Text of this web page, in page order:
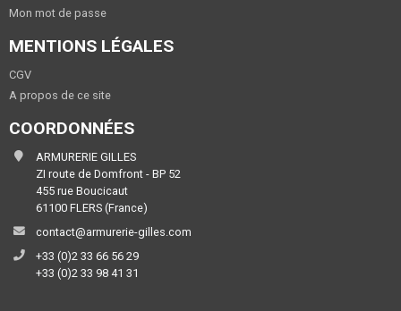
Mon mot de passe
MENTIONS LÉGALES
CGV
A propos de ce site
COORDONNÉES
ARMURERIE GILLES
ZI route de Domfront - BP 52
455 rue Boucicaut
61100 FLERS (France)
contact@armurerie-gilles.com
+33 (0)2 33 66 56 29
+33 (0)2 33 98 41 31